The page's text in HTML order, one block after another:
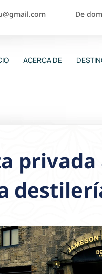
De
ACERCA DE
privada